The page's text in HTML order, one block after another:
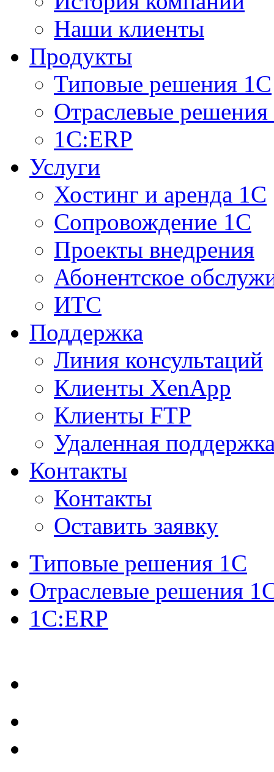
Наши клиенты
Продукты
Типовые решения 1С
Отраслевые
1C:ERP
Услуги
Хостинг и аренда 1С
Сопровождение 1С
Проекты внедрения
Абонентское
ИТС
Поддержка
Линия консультаций
Клиенты XenApp
Клиенты FTP
Удаленная
Контакты
Контакты
Оставить заявку
Типовые решения 1С
Отраслевые решения
1C:ERP